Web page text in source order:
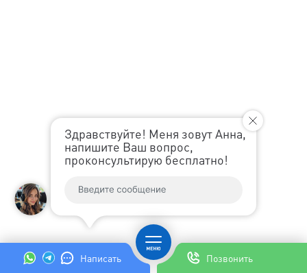
Написать Позвонить
Здравствуйте! Меня зовут Анна,
напишите Ваш вопрос,
проконсультирую бесплатно!